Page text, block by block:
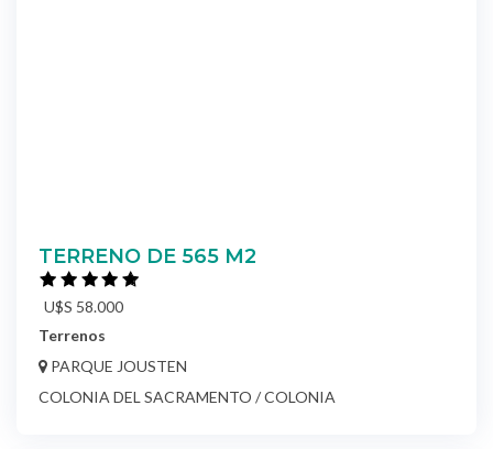
TERRENO DE 565 M2
U$S 58.000
Terrenos
PARQUE JOUSTEN
COLONIA DEL SACRAMENTO / COLONIA